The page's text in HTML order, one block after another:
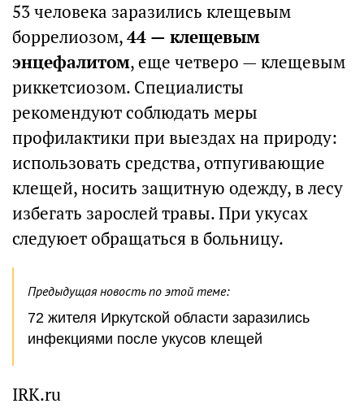
53 человека заразились клещевым
боррелиозом,44 — клещевым
энцефалитом, еще четверо — клещевым
риккетсиозом. Специалисты
рекомендуют соблюдать меры
профилактики при выездах на природу:
использовать средства, отпугивающие
клещей, носить защитную одежду, в лесу
избегать зарослей травы. При укусах
следуюет обращаться в больницу.
Предыдущая новость по этой теме:
72 жителя Иркутской области заразились
инфекциями после укусов клещей
IRK.ru